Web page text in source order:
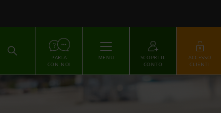
ACCEDI
PARLA
CON NOI
MENU
SCOPRI IL
CONTO
ACCESSO
CLIENTI